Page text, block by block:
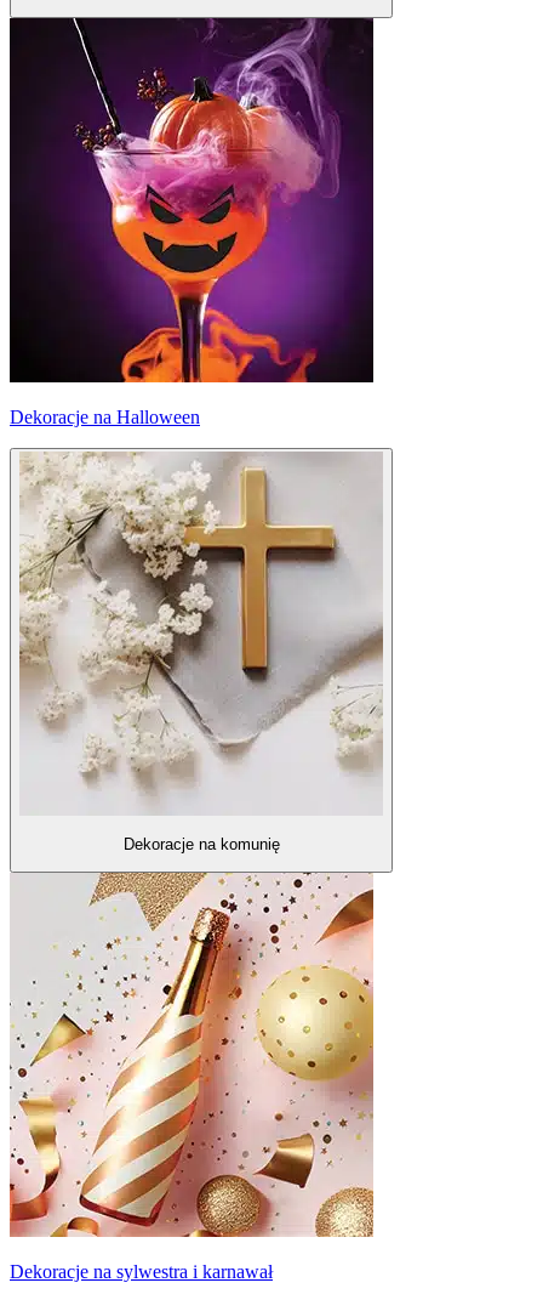
Dekoracje na Halloween
Dekoracje na komunię
Dekoracje na sylwestra i karnawał